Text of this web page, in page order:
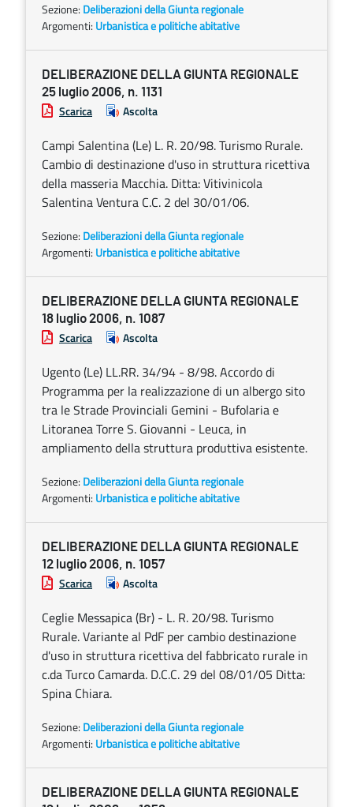
Sezione: Deliberazioni della Giunta regionale
Argomenti: Urbanistica e politiche abitative
DELIBERAZIONE DELLA GIUNTA REGIONALE
25 luglio 2006, n. 1131
Scarica Ascolta
Campi Salentina (Le) L. R. 20/98. Turismo Rurale.
Cambio di destinazione d'uso in struttura ricettiva
della masseria Macchia. Ditta: Vitivinicola
Salentina Ventura C.C. 2 del 30/01/06.
Sezione: Deliberazioni della Giunta regionale
Argomenti: Urbanistica e politiche abitative
DELIBERAZIONE DELLA GIUNTA REGIONALE
18 luglio 2006, n. 1087
Scarica Ascolta
Ugento (Le) LL.RR. 34/94 - 8/98. Accordo di
Programma per la realizzazione di un albergo sito
tra le Strade Provinciali Gemini - Bufolaria e
Litoranea Torre S. Giovanni - Leuca, in
ampliamento della struttura produttiva esistente.
Sezione: Deliberazioni della Giunta regionale
Argomenti: Urbanistica e politiche abitative
DELIBERAZIONE DELLA GIUNTA REGIONALE
12 luglio 2006, n. 1057
Scarica Ascolta
Ceglie Messapica (Br) - L. R. 20/98. Turismo
Rurale. Variante al PdF per cambio destinazione
d'uso in struttura ricettiva del fabbricato rurale in
c.da Turco Camarda. D.C.C. 29 del 08/01/05 Ditta:
Spina Chiara.
Sezione: Deliberazioni della Giunta regionale
Argomenti: Urbanistica e politiche abitative
DELIBERAZIONE DELLA GIUNTA REGIONALE